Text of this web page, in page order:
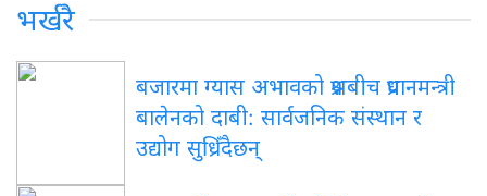
भर्खरै
बजारमा ग्यास अभावको प्रश्नबीच प्रधानमन्त्री
बालेनको दाबी: सार्वजनिक संस्थान र
उद्योग सुध्रिँदैछन्